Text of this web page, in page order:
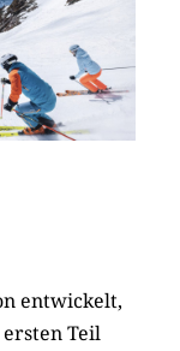
entwickelt,
Teil